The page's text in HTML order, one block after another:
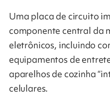
Uma placa de circuito
componente central da
eletrônicos, incluindo
equipamentos de
aparelhos de cozinha
celulares.